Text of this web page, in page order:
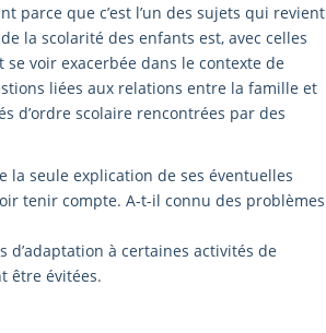
parce que c’est l’un des sujets qui revient
la scolarité des enfants est, avec celles
voir exacerbée dans le contexte de
liées aux relations entre la famille et
d’ordre scolaire rencontrées par des
seule explication de ses éventuelles
tenir compte. A-t-il connu des problèmes
d’adaptation à certaines activités de
être évitées.